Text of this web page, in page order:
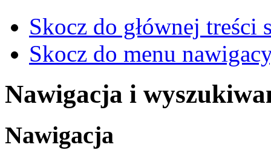
Skocz do głównej treści
Skocz do menu
Nawigacja i
Nawigacja